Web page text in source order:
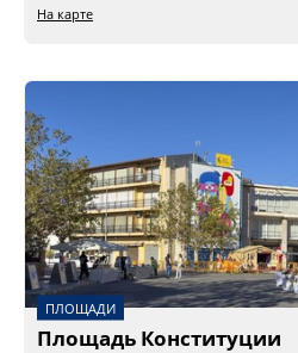
На карте
ПЛОЩАДИ
Площадь Конституции